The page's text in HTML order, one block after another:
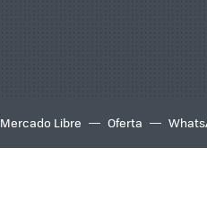
Mercado Libre Oferta